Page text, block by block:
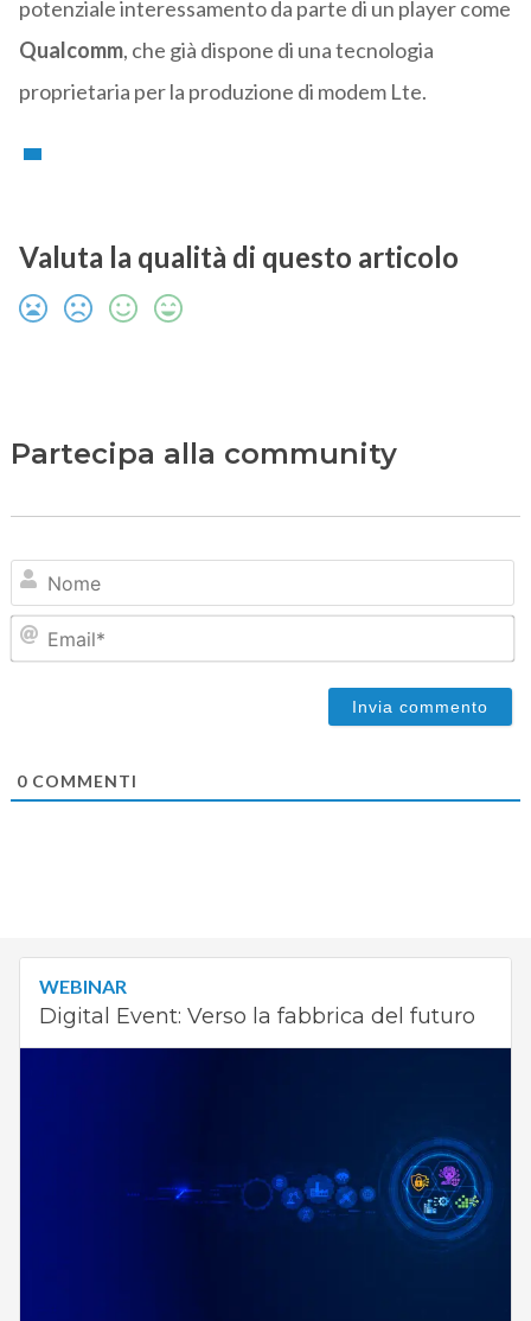
potenziale interessamento da parte di un player come
Qualcomm, che già dispone di una tecnologia
proprietaria per la produzione di modem Lte.
Valuta la qualità di questo articolo
Partecipa alla community
0COMMENTI
WEBINAR
Digital Event: Verso la fabbrica del futuro